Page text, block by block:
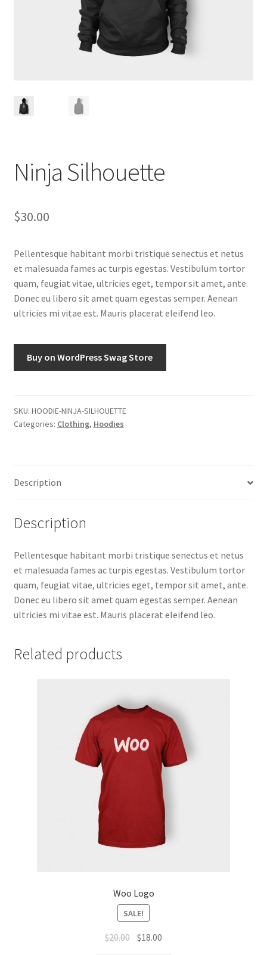
Ninja Silhouette
$30.00
Pellentesque habitant morbi tristique senectus et netus
et malesuada fames ac turpis egestas. Vestibulum tortor
quam, feugiat vitae, ultricies eget, tempor sit amet, ante.
Donec eu libero sit amet quam egestas semper. Aenean
ultricies mi vitae est. Mauris placerat eleifend leo.
Buy on WordPress Swag Store
SKU: HOODIE-NINJA-SILHOUETTE
Categories: Clothing, Hoodies
Description
Description
Pellentesque habitant morbi tristique senectus et netus
et malesuada fames ac turpis egestas. Vestibulum tortor
quam, feugiat vitae, ultricies eget, tempor sit amet, ante.
Donec eu libero sit amet quam egestas semper. Aenean
ultricies mi vitae est. Mauris placerat eleifend leo.
Related products
Woo Logo
SALE!
$20.00 $18.00